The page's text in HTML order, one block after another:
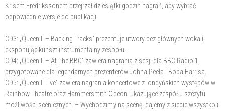
Krisem Fredrikssonem przejrzał dziesiątki godzin nagrań, aby wybrać
odpowiednie wersje do publikacji.
CD3: „Queen II – Backing Tracks” prezentuje utwory bez głównych wokali,
eksponując kunszt instrumentalny zespołu.
CD4: „Queen II – At The BBC” zawiera nagrania z sesji dla BBC Radio 1,
przygotowane dla legendarnych prezenterów Johna Peela i Boba Harrisa.
CD5: „Queen II Live” zawiera nagrania koncertowe z londyńskich występów w
Rainbow Theatre oraz Hammersmith Odeon, ukazujące zespół u szczytu
możliwości scenicznych. – Wychodzimy na scenę, dajemy z siebie wszystko i